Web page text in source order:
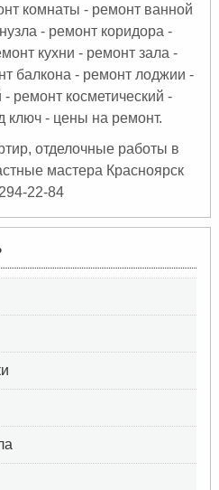
комнаты - ремонт ванной
- ремонт коридора -
кухни - ремонт зала -
балкона - ремонт лоджии -
ремонт косметический -
ключ - цены на ремонт.
отделочные работы в
мастера Красноярск
22-84